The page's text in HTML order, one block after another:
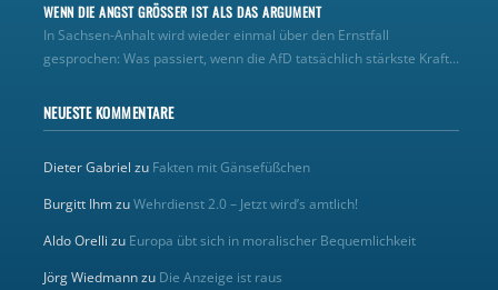
WENN DIE ANGST GRÖSSER IST ALS DAS ARGUMENT
In Sachsen-Anhalt wird wieder einmal über den Ernstfall
gesprochen: Was passiert, wenn die AfD tatsächlich stärkste Kraft...
NEUESTE KOMMENTARE
Dieter Gabriel zu Fakten mit Gänsefüßchen
Burgitt IhmzuWehrdienst 2.0 – Jetzt wird’s amtlich!
Aldo Orelli zu Europa übt sich in moralischer Bequemlichkeit
Jörg Wiedmannzu Die Anzeige ist raus